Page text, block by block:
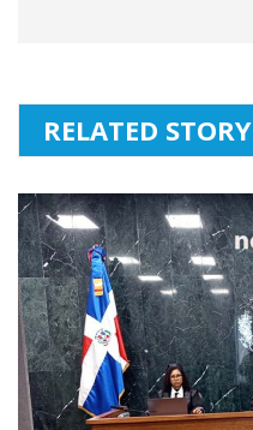
RELATED STORY